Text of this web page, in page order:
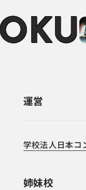
KU
運営
学校法人日本コ
姉妹校